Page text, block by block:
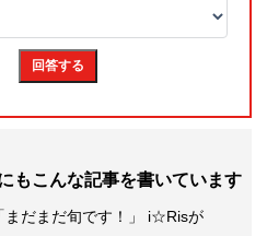
もこんな記事を書いています
まだまだ旬です！」 i☆Risが